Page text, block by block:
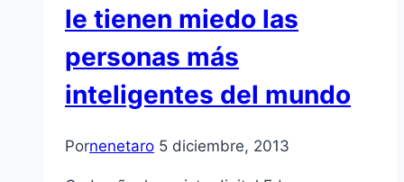
le tienen miedo las
personas más
inteligentes del mundo
Pornenetaro 5 diciembre, 2013